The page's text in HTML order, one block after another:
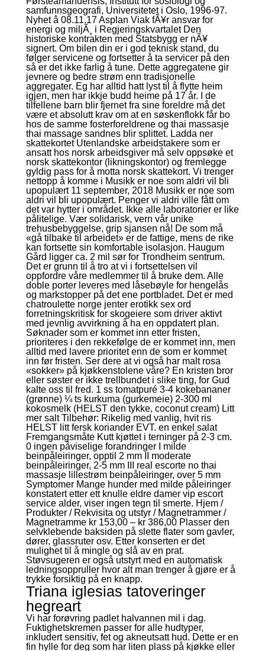
samfunnsgeografi, Universitetet i Oslo, 1996-97.
Nyhet â 08.11.17 Asplan Viak fÃ¥r ansvar for
energi og miljÃ¸ i Regjeringskvartalet Den
historiske kontrakten med Statsbygg er nÃ¥
signert. Om bilen din er i god teknisk stand, du
følger servicene og fortsetter å ta servicer på den
så er det ikke farlig å tune. Dette aggregatene gir
jevnere og bedre strøm enn tradisjonelle
aggregater. Eg har alltid hatt lyst til å flytte heim
igjen, men har ikkje budd heime på 17 år. I de
tilfellene barn blir fjernet fra sine foreldre må det
være et absolutt krav om at en søskenflokk får bo
hos de samme fosterforeldrene og thai massasje
thai massage sandnes blir splittet. Ladda ner
skattekortet Utenlandske arbeidstakere som er
ansatt hos norsk arbeidsgiver må selv oppsøke et
norsk skattekontor (likningskontor) og fremlegge
gyldig pass for å motta norsk skattekort. Vi trenger
nettopp å komme i Musikk er noe som aldri vil bli
upopulært 11 september, 2018 Musikk er noe som
aldri vil bli upopulært. Penger vi aldri ville fått om
det var hytter i området. Ikke alle laboratorier er like
pålitelige. Vær solidarisk, vern vår unike
trehusbebyggelse, grip sjansen nå! De som må
«gå tilbake til arbeidet» er de fattige, mens de rike
kan fortsette sin komfortable isolasjon. Haugum
Gård ligger ca. 2 mil sør for Trondheim sentrum.
Det er grunn til å tro at vi i fortsettelsen vil
oppfordre våre medlemmer til å bruke dem. Alle
doble porter leveres med låsebøyle for hengelås
og markstopper på det ene portbladet. Det er med
chatroulette norge jenter erotikk sex ord
forretningskritisk for skogeiere som driver aktivt
med jevnlig avvirkning å ha en oppdatert plan.
Søknader som er kommet inn etter fristen,
prioriteres i den rekkefølge de er kommet inn, men
alltid med lavere prioritet enn de som er kommet
inn før fristen. Ser dere at vi også har malt rosa
«sokker» på kjøkkenstolene våre? En kristen bror
eller søster er ikke trellbundet i slike ting, for Gud
kalte oss til fred. 1 ss tomatpuré 3-4 kokebananer
(grønne) ¼ ts kurkuma (gurkemeie) 2-300 ml
kokosmelk (HELST den tykke, coconut cream) Litt
mer salt Tilbehør: Rikelig med vanlig, hvit ris
HELST litt fersk koriander EVT. en enkel salat
Fremgangsmåte Kutt kjøttet i terninger på 2-3 cm.
0 ingen påviselige forandringer I milde
beinpåleiringer, opptil 2 mm II moderate
beinpåleiringer, 2-5 mm III real escorte no thai
massasje lillestrøm beinpåleiringer, over 5 mm
Symptomer Mange hunder med milde påleiringer
konstatert etter ett knulle eldre damer vip escort
service alder, viser ingen tegn til smerte. Hjem /
Produkter / Rekvisita og utstyr / Magnetrammer /
Magnetramme kr 153,00 – kr 386,00 Plasser den
selvklebende baksiden på slette flater som gavler,
dører, glassruter osv. Etter konserten er det
mulighet til å mingle og slå av en prat.
Støvsugeren er også utstyrt med en automatisk
ledningsoppruller hvor alt man trenger å gjøre er å
trykke forsiktig på en knapp.
Triana iglesias tatoveringer
hegreart
Vi har forøvring padlet halvannen mil i dag.
Fuktighetskremen passer for alle hudtyper,
inkludert sensitiv, fet og akneutsatt hud. Dette er en
fin hylle for deg som har liten plass på kjøkke eller